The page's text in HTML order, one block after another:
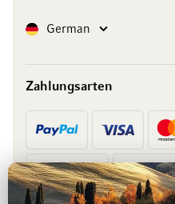
SpracheGerman
Zahlungsarten
Vorkasse